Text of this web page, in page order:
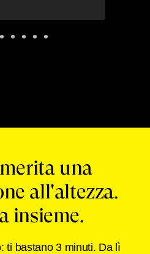
una
all'altezza.
insieme.
ti bastano 3 minuti. Da lì